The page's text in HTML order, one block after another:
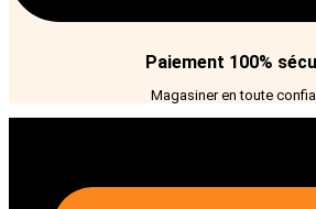
Paiement 100%
Magasiner en toute